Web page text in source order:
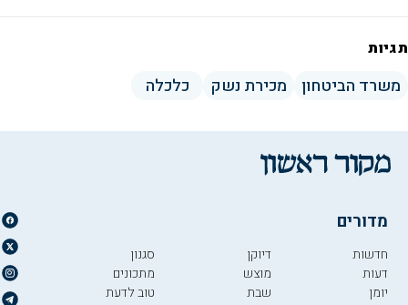
תגיות
משרד הביטחון מכירת נשק כלכלה
מדורים
חדשות
דעות
יומן
דיוקן
מוצש
שבת
סגנון
מתכונים
טוב לדעת